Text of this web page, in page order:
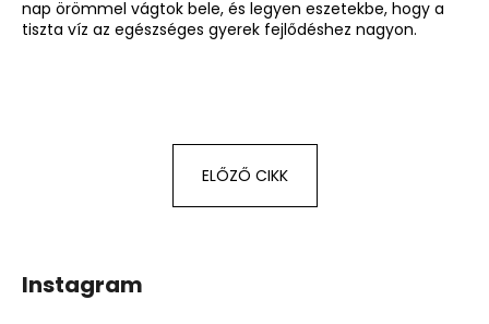
nap örömmel vágtok bele, és legyen eszetekbe, hogy a
tiszta víz az egészséges gyerek fejlődéshez nagyon.
ELŐZŐ CIKK
Instagram